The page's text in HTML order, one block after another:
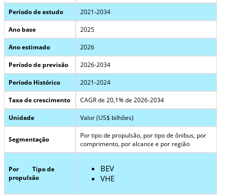
Período de estudo 2021-2034
Ano base 2025
Ano estimado 2026
Período de previsão 2026-2034
Período Histórico 2021-2024
Taxa de crescimento CAGR de 20,1% de 2026-2034
Unidade Valor (US$ bilhões)
Segmentação
Por tipo de propulsão, por tipo de ônibus, por
comprimento, por alcance e por região
Por Tipo de
propulsão
BEV
VHE